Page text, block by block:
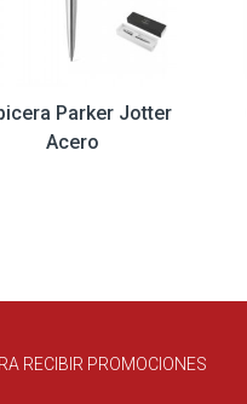
Parker Jotter
Acero
RECIBIR PROMOCIONES